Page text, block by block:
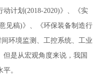
计划(2018-2020)》、《实
见稿)》、《环保装备制造行
环境监测、工控系统、工业
是从宏观角度来说，我国
。